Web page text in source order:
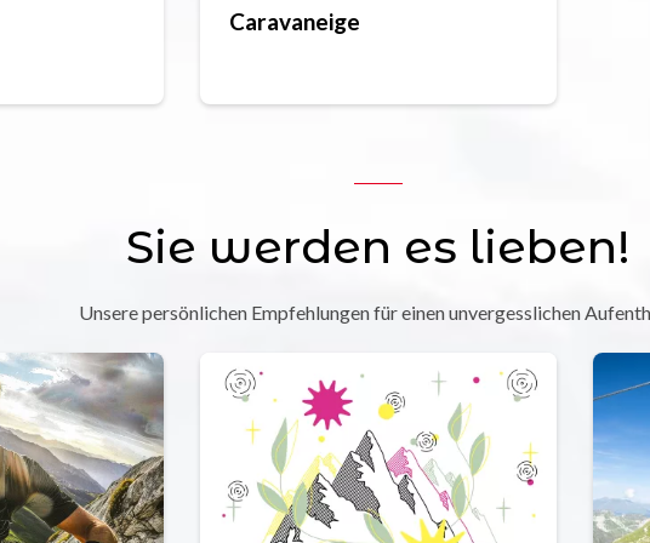
Caravaneige
Sie werden es lieben!
Unsere persönlichen Empfehlungen für einen unvergesslichen